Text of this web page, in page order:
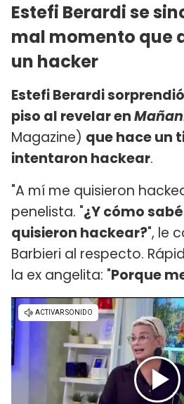
Estefi Berardi se
mal momento que
un hacker
Estefi Berardi
piso al revelar en
Magazine) que hace un
intentaron hackear.
"A mí me quisieron
penelista. "¿Y cómo
quisieron hackear?", le
Barbieri al respecto.
la ex angelita: "Porque